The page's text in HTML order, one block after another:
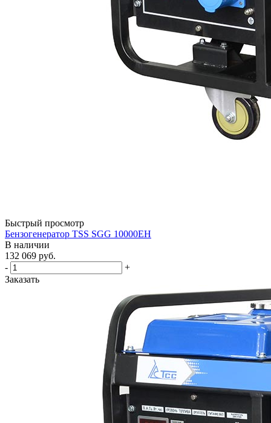
Быстрый просмотр
Бензогенератор TSS SGG 10000EH
В наличии
132 069 руб.
-
+
Заказать